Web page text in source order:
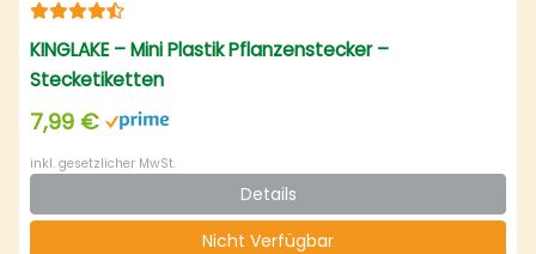
KINGLAKE – Mini Plastik Pflanzenstecker –
Stecketiketten
7,99 €
inkl. gesetzlicher MwSt.
Details
Nicht Verfügbar